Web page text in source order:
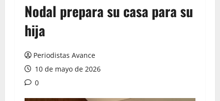
Nodal prepara su casa para su
hija
Periodistas Avance
10 de mayo de 2026
0